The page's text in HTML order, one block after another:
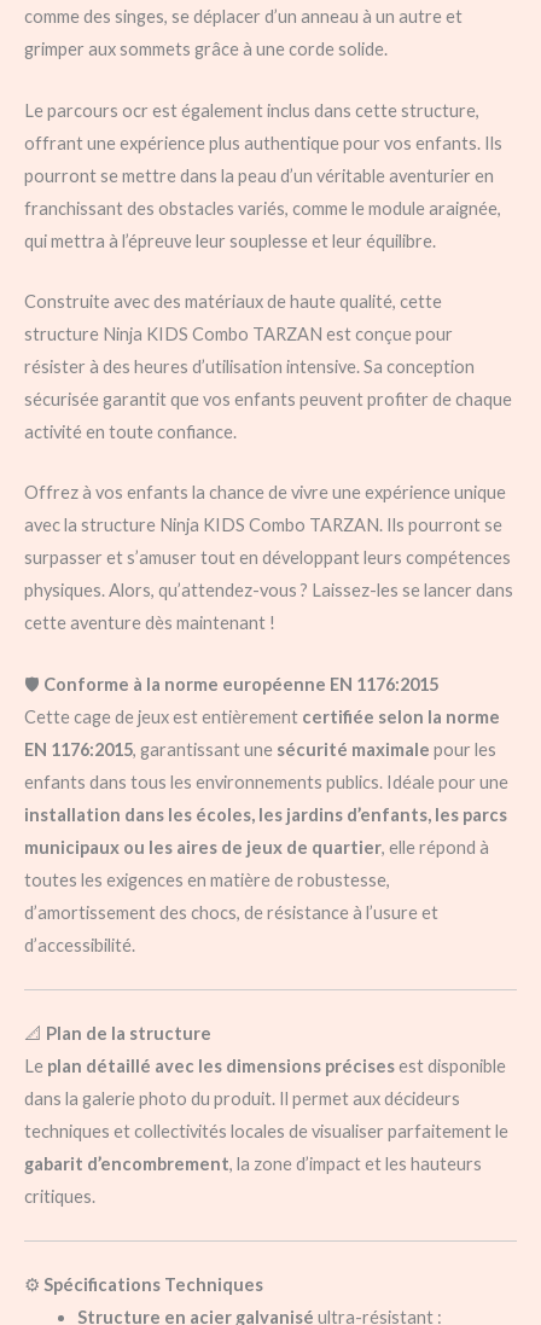
comme des singes, se déplacer d’un anneau à un autre et
grimper aux sommets grâce à une corde solide.
Le parcours ocr est également inclus dans cette structure,
offrant une expérience plus authentique pour vos enfants. Ils
pourront se mettre dans la peau d’un véritable aventurier en
franchissant des obstacles variés, comme le module araignée,
qui mettra à l’épreuve leur souplesse et leur équilibre.
Construite avec des matériaux de haute qualité, cette
structure Ninja KIDS Combo TARZAN est conçue pour
résister à des heures d’utilisation intensive. Sa conception
sécurisée garantit que vos enfants peuvent profiter de chaque
activité en toute confiance.
Offrez à vos enfants la chance de vivre une expérience unique
avec la structure Ninja KIDS Combo TARZAN. Ils pourront se
surpasser et s’amuser tout en développant leurs compétences
physiques. Alors, qu’attendez-vous ? Laissez-les se lancer dans
cette aventure dès maintenant !
🛡️ Conforme à la norme européenne EN 1176:2015
Cette cage de jeux est entièrement certifiée selon la norme
EN 1176:2015, garantissant une sécurité maximale pour les
enfants dans tous les environnements publics. Idéale pour une
installation dans les écoles, les jardins d’enfants, les parcs
municipaux ou les aires de jeux de quartier, elle répond à
toutes les exigences en matière de robustesse,
d’amortissement des chocs, de résistance à l’usure et
d’accessibilité.
📐 Plan de la structure
Le plan détaillé avec les dimensions précisesest disponible
dans la galerie photo du produit. Il permet aux décideurs
techniques et collectivités locales de visualiser parfaitement le
gabarit d’encombrement, la zone d’impact et les hauteurs
critiques.
⚙️ Spécifications Techniques
Structure en acier galvanisé ultra-résistant :